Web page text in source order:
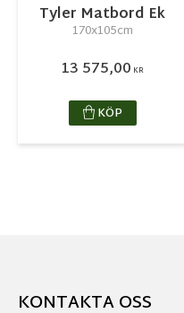
Tyler Matbord Ek
170x105cm
13 575,00 KR
KÖP
KONTAKTA OSS